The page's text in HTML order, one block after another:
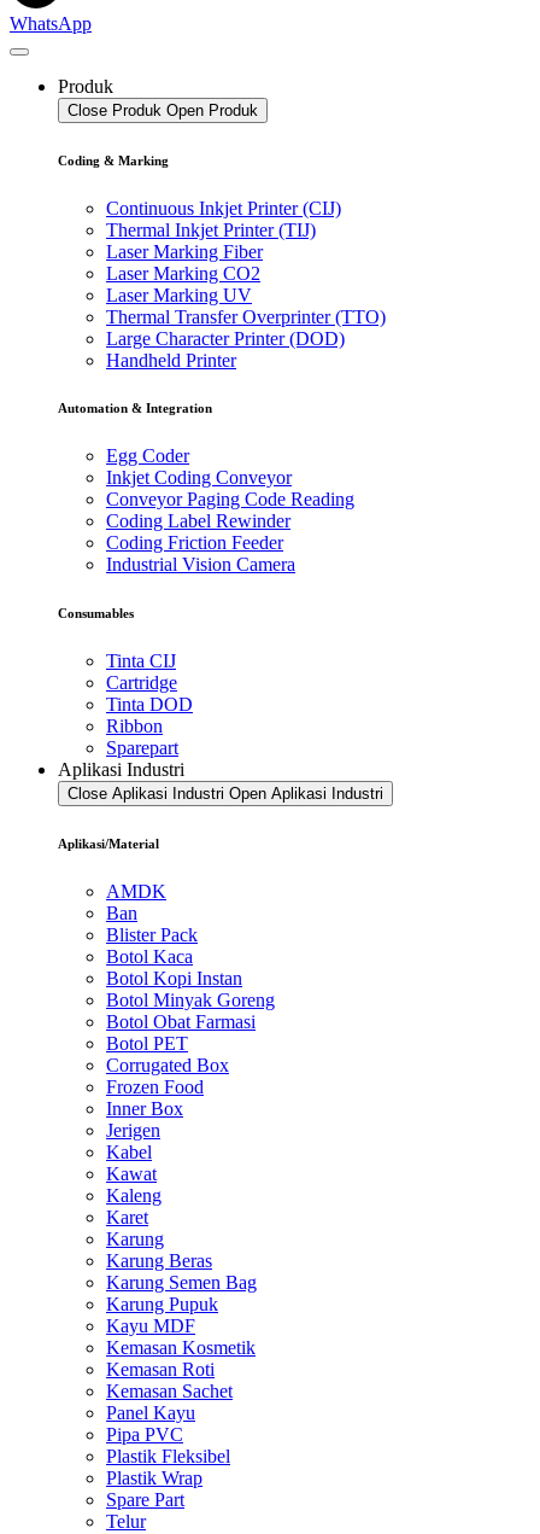
WhatsApp
Produk
Close Produk Open Produk
Coding & Marking
Continuous Inkjet Printer (CIJ)
Thermal Inkjet Printer (TIJ)
Laser Marking Fiber
Laser Marking CO2
Laser Marking UV
Thermal Transfer Overprinter (TTO)
Large Character Printer (DOD)
Handheld Printer
Automation & Integration
Egg Coder
Inkjet Coding Conveyor
Conveyor Paging Code Reading
Coding Label Rewinder
Coding Friction Feeder
Industrial Vision Camera
Consumables
Tinta CIJ
Cartridge
Tinta DOD
Ribbon
Sparepart
Aplikasi Industri
Close Aplikasi Industri Open Aplikasi Industri
Aplikasi/Material
AMDK
Ban
Blister Pack
Botol Kaca
Botol Kopi Instan
Botol Minyak Goreng
Botol Obat Farmasi
Botol PET
Corrugated Box
Frozen Food
Inner Box
Jerigen
Kabel
Kawat
Kaleng
Karet
Karung
Karung Beras
Karung Semen Bag
Karung Pupuk
Kayu MDF
Kemasan Kosmetik
Kemasan Roti
Kemasan Sachet
Panel Kayu
Pipa PVC
Plastik Fleksibel
Plastik Wrap
Spare Part
Telur